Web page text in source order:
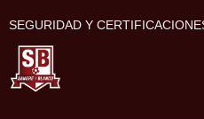
SEGURIDAD Y